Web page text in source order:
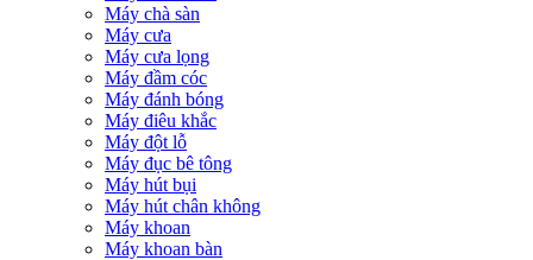
Máy chà sàn
Máy cưa
Máy cưa lọng
Máy đầm cóc
Máy đánh bóng
Máy điêu khắc
Máy đột lỗ
Máy đục bê tông
Máy hút bụi
Máy hút chân không
Máy khoan
Máy khoan bàn